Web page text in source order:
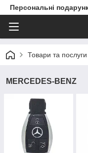
Персональні
Товари та послуги
MERCEDES-BENZ